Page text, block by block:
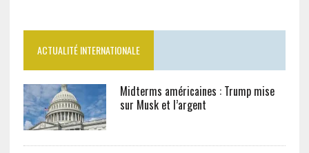
ACTUALITÉ INTERNATIONALE
Midterms américaines : Trump mise
sur Musk et l’argent